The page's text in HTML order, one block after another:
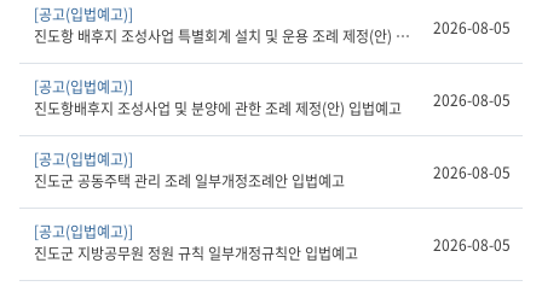
[공고(입법예고)]
진도항 배후지 조성사업 특별회계 설치 및 운용 조례 제정(안) 입법예고
2026-08-05
[공고(입법예고)]
진도항배후지 조성사업 및 분양에 관한 조례 제정(안) 입법예고
2026-08-05
[공고(입법예고)]
진도군 공동주택 관리 조례 일부개정조례안 입법예고
2026-08-05
[공고(입법예고)]
진도군 지방공무원 정원 규칙 일부개정규칙안 입법예고
2026-08-05